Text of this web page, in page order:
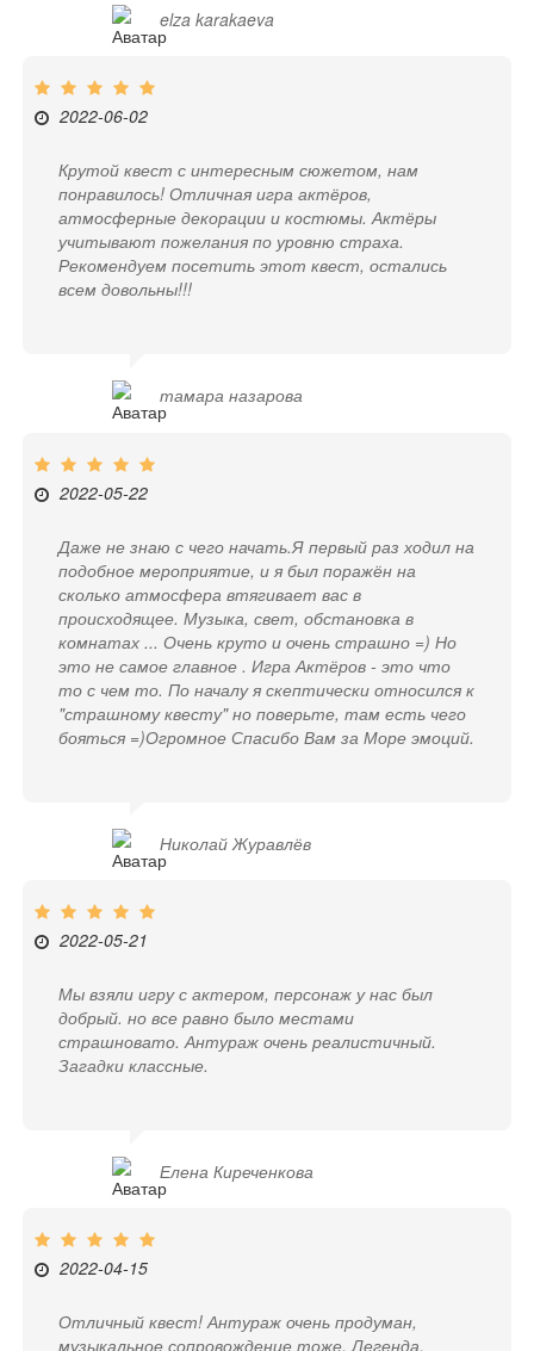
elza karakaeva
2022-06-02
Крутой квест с интересным сюжетом, нам
понравилось! Отличная игра актёров,
атмосферные декорации и костюмы. Актёры
учитывают пожелания по уровню страха.
Рекомендуем посетить этот квест, остались
всем довольны!!!
тамара назарова
2022-05-22
Даже не знаю с чего начать.Я первый раз ходил на
подобное мероприятие, и я был поражён на
сколько атмосфера втягивает вас в
происходящее. Музыка, свет, обстановка в
комнатах ... Очень круто и очень страшно =) Но
это не самое главное . Игра Актёров - это что
то с чем то. По началу я скептически относился к
"страшному квесту" но поверьте, там есть чего
бояться =)Огромное Спасибо Вам за Море эмоций.
Николай Журавлёв
2022-05-21
Мы взяли игру с актером, персонаж у нас был
добрый. но все равно было местами
страшновато. Антураж очень реалистичный.
Загадки классные.
Елена Киреченкова
2022-04-15
Отличный квест! Антураж очень продуман,
музыкальное сопровождение тоже. Легенда,